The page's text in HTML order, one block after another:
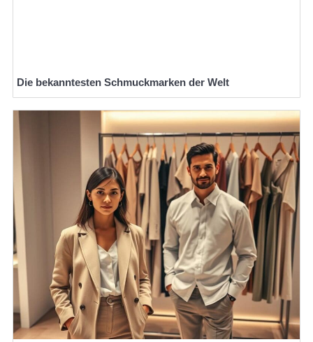
Die bekanntesten Schmuckmarken der Welt